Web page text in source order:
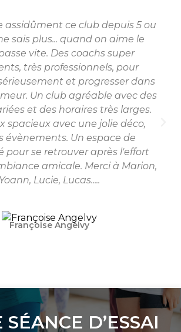
assidûment ce club depuis 5 ou
sais plus... quand on aime le
vite. Des coachs super
très professionnels, pour
et progresser dans
Un club agréable avec des
et des horaires très larges.
spacieux avec une jolie déco,
évènements. Un espace de
pour se retrouver après l'effort
amicale. Merci à Marion,
Yoann, Lucie, Lucas.....
Françoise Angelvy
D’ESSAI